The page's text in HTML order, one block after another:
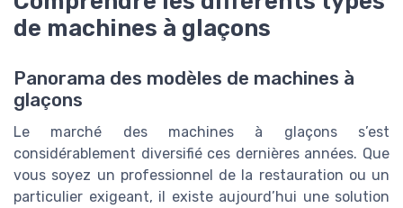
de machines à glaçons
Panorama des modèles de machines à
glaçons
Le marché des machines à glaçons s’est
considérablement diversifié ces dernières années. Que
vous soyez un professionnel de la restauration ou un
particulier exigeant, il existe aujourd’hui une solution